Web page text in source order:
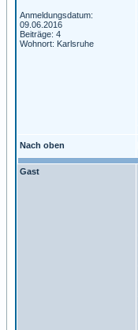
Anmeldungsdatum:
09.06.2016
Beiträge: 4
Wohnort: Karlsruhe
Nach oben
Gast